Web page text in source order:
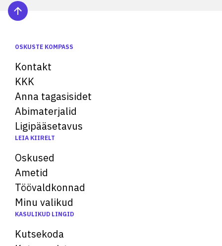
OSKUSTE KOMPASS
Kontakt
KKK
Anna tagasisidet
Abimaterjalid
Ligipääsetavus
LEIA KIIRELT
Oskused
Ametid
Töövaldkonnad
Minu valikud
KASULIKUD LINGID
Kutsekoda